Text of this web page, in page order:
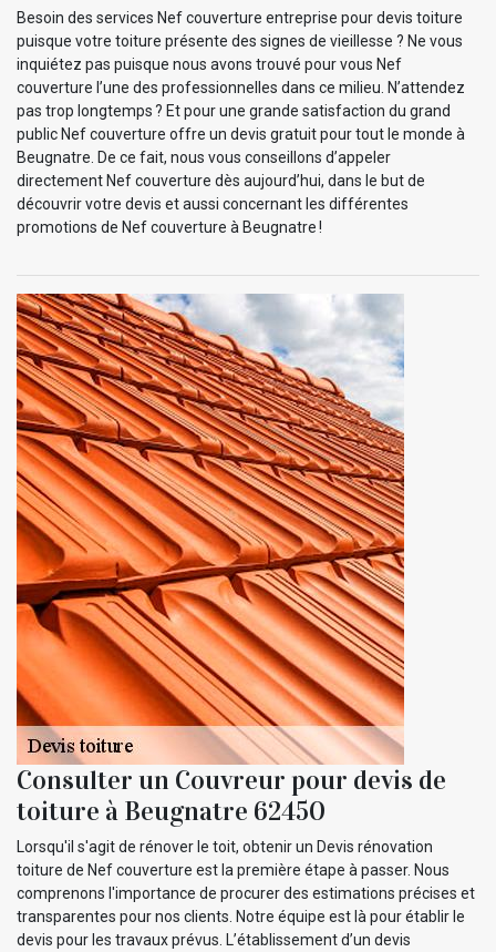
Besoin des services Nef couverture entreprise pour devis toiture
puisque votre toiture présente des signes de vieillesse ? Ne vous
inquiétez pas puisque nous avons trouvé pour vous Nef
couverture l’une des professionnelles dans ce milieu. N’attendez
pas trop longtemps ? Et pour une grande satisfaction du grand
public Nef couverture offre un devis gratuit pour tout le monde à
Beugnatre. De ce fait, nous vous conseillons d’appeler
directement Nef couverture dès aujourd’hui, dans le but de
découvrir votre devis et aussi concernant les différentes
promotions de Nef couverture à Beugnatre !
Consulter un Couvreur pour devis de
toiture à Beugnatre 62450
Lorsqu'il s'agit de rénover le toit, obtenir un Devis rénovation
toiture de Nef couverture est la première étape à passer. Nous
comprenons l'importance de procurer des estimations précises et
transparentes pour nos clients. Notre équipe est là pour établir le
devis pour les travaux prévus. L’établissement d’un devis